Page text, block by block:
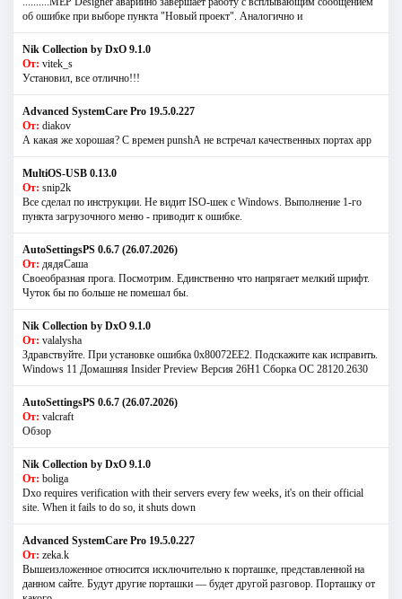
об ошибке при выборе пункта "Новый проект". Аналогично и
Nik Collection by DxO 9.1.0
От: vitek_s
Установил, все отлично!!!
Advanced SystemCare Pro 19.5.0.227
От: diakov
А какая же хорошая? С времен punshА не встречал качественных портах app
MultiOS-USB 0.13.0
От: snip2k
Все сделал по инструкции. Не видит ISO-шек с Windows. Выполнение 1-го
пункта загрузочного меню - приводит к ошибке.
AutoSettingsPS 0.6.7 (26.07.2026)
От: дядяСаша
Своеобразная прога. Посмотрим. Единственно что напрягает мелкий шрифт.
Чуток бы по больше не помешал бы.
Nik Collection by DxO 9.1.0
От: valalysha
Здравствуйте. При установке ошибка 0х80072EE2. Подскажите как исправить.
Windows 11 Домашняя Insider Preview Версия 26H1 Сборка ОС 28120.2630
AutoSettingsPS 0.6.7 (26.07.2026)
От: valcraft
Обзор
Nik Collection by DxO 9.1.0
От: boliga
Dxo requires verification with their servers every few weeks, it's on their official
site. When it fails to do so, it shuts down
Advanced SystemCare Pro 19.5.0.227
От: zeka.k
Вышеизложенное относится исключительно к порташке, представленной на
данном сайте. Будут другие порташки — будет другой разговор. Порташку от